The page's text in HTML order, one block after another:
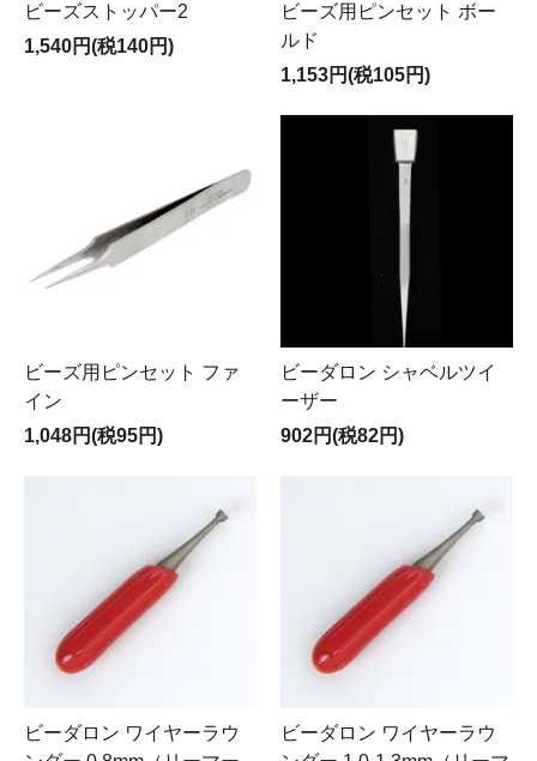
ビーズストッパー2
1,540円(税140円)
ビーズ用ピンセット ボー
ルド
1,153円(税105円)
ビーズ用ピンセット ファ
イン
1,048円(税95円)
ビーダロン シャベルツイ
ーザー
902円(税82円)
ビーダロン ワイヤーラウ
ビーダロン ワイヤーラウ